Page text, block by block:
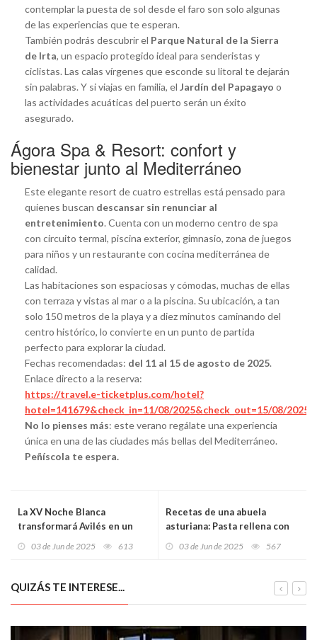
contemplar la puesta de sol desde el faro son solo algunas
de las experiencias que te esperan.
También podrás descubrir el Parque Natural de la Sierra
de Irta, un espacio protegido ideal para senderistas y
ciclistas. Las calas vírgenes que esconde su litoral te dejarán
sin palabras. Y si viajas en familia, el Jardín del Papagayo o
las actividades acuáticas del puerto serán un éxito
asegurado.
Ágora Spa & Resort: confort y
bienestar junto al Mediterráneo
Este elegante resort de cuatro estrellas está pensado para
quienes buscan descansar sin renunciar al
entretenimiento. Cuenta con un moderno centro de spa
con circuito termal, piscina exterior, gimnasio, zona de juegos
para niños y un restaurante con cocina mediterránea de
calidad.
Las habitaciones son espaciosas y cómodas, muchas de ellas
con terraza y vistas al mar o a la piscina. Su ubicación, a tan
solo 150 metros de la playa y a diez minutos caminando del
centro histórico, lo convierte en un punto de partida
perfecto para explorar la ciudad.
Fechas recomendadas: del 11 al 15 de agosto de 2025.
Enlace directo a la reserva:
https://travel.e-ticketplus.com/hotel?
hotel=141679&check_in=11/08/2025&check_out=15/08/
No lo pienses más: este verano regálate una experiencia
única en una de las ciudades más bellas del Mediterráneo.
Peñíscola te espera.
La XV Noche Blanca
transformará Avilés en un
03 de Jun de 2025 613
Recetas de una abuela
asturiana: Pasta rellena con
03 de Jun de 2025 567
QUIZÁS TE INTERESE...